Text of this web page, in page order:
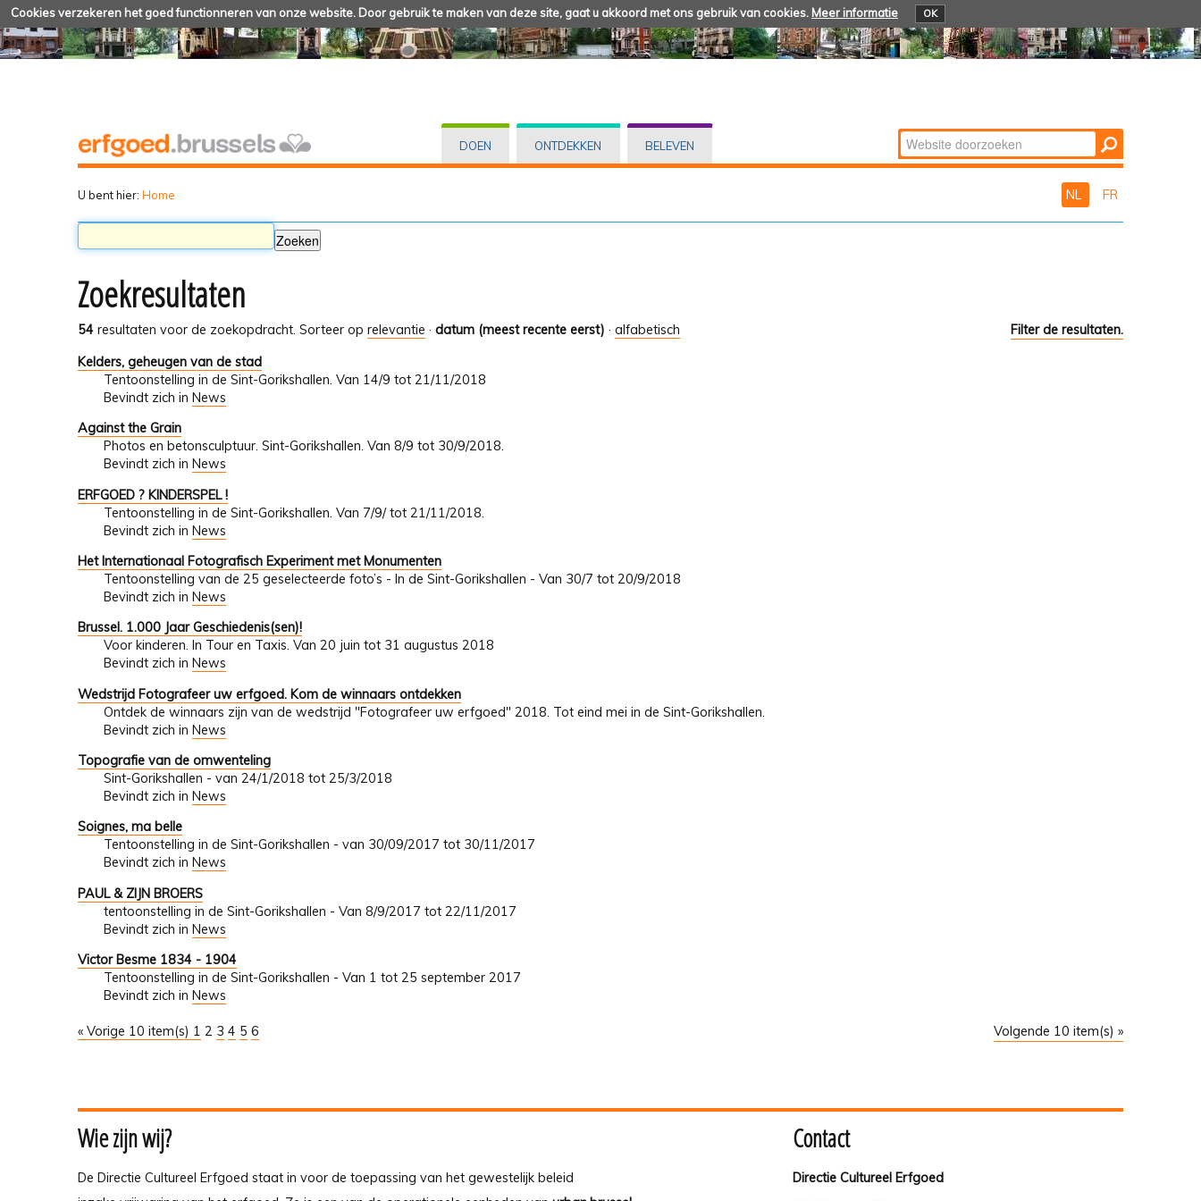
Cookies verzekeren het goed functionneren van onze website. Door gebruik te maken van deze site, gaat u akkoord met ons gebruik van cookies. Meer informatie OK
DOEN ONTDEKKEN BELEVEN Zoek
Geavanceerd
U bent hier: Home NL FR
Zoekresultaten
54 resultaten voor de zoekopdracht. Filter de resultaten.
Sorteer op relevantie · datum (meest recente eerst) · alfabetisch
Kelders, geheugen van de stad
Tentoonstelling in de Sint-Gorikshallen. Van 14/9 tot 21/11/2018
Bevindt zich in News
Against the Grain
Photos en betonsculptuur. Sint-Gorikshallen. Van 8/9 tot 30/9/2018.
Bevindt zich in News
ERFGOED ? KINDERSPEL !
Tentoonstelling in de Sint-Gorikshallen. Van 7/9/ tot 21/11/2018.
Bevindt zich in News
Het Internationaal Fotografisch Experiment met Monumenten
Tentoonstelling van de 25 geselecteerde foto’s - In de Sint-Gorikshallen - Van 30/7 tot 20/9/2018
Bevindt zich in News
Brussel. 1.000 Jaar Geschiedenis(sen)!
Voor kinderen. In Tour en Taxis. Van 20 juin tot 31 augustus 2018
Bevindt zich in News
Wedstrijd Fotografeer uw erfgoed. Kom de winnaars ontdekken
Ontdek de winnaars zijn van de wedstrijd "Fotografeer uw erfgoed" 2018. Tot eind mei in de Sint-Gorikshallen.
Bevindt zich in News
Topografie van de omwenteling
Sint-Gorikshallen - van 24/1/2018 tot 25/3/2018
Bevindt zich in News
Soignes, ma belle
Tentoonstelling in de Sint-Gorikshallen - van 30/09/2017 tot 30/11/2017
Bevindt zich in News
PAUL & ZIJN BROERS
tentoonstelling in de Sint-Gorikshallen - Van 8/9/2017 tot 22/11/2017
Bevindt zich in News
Victor Besme 1834 - 1904
Tentoonstelling in de Sint-Gorikshallen - Van 1 tot 25 september 2017
Bevindt zich in News
« Vorige 10 item(s) Volgende 10 item(s) »
1 2 3 4 5 6
Wie zijn wij?
De Directie Cultureel Erfgoed staat in voor de toepassing van het gewestelijk beleid
Contact
Directie Cultureel Erfgoed